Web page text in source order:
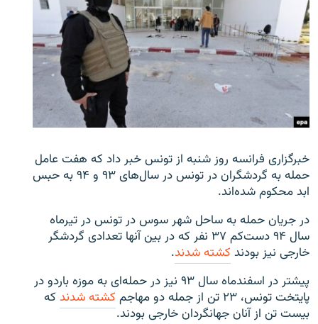
گزارش‌های ویدئویی
English
به ما بپیوندید
زبان‌های دیگر
خبرگزاری فرانسه روز شنبه از تونس خبر داد که هفت عامل
حمله به گردشگران در تونس در سال‌های ۹۳ و ۹۴ به حبس
ابد محکوم شده‌اند.
در جريان حمله‌ به ساحل شهر سوس در تونس در تیرماه
سال ۹۴ دست‌کم ۳۷ نفر که در بين آنها تعدادی گردشگر
خارجی نیز بودند کشته شدند.
پیشتر در اسفندماه سال ۹۳ نیز در حمله‌ای به موزه باردو در
پايتخت تونس، ۲۳ تن از جمله دو مهاجم
کشته شدند که
بيست تن از آنان جهانگردان خارجی بودند.